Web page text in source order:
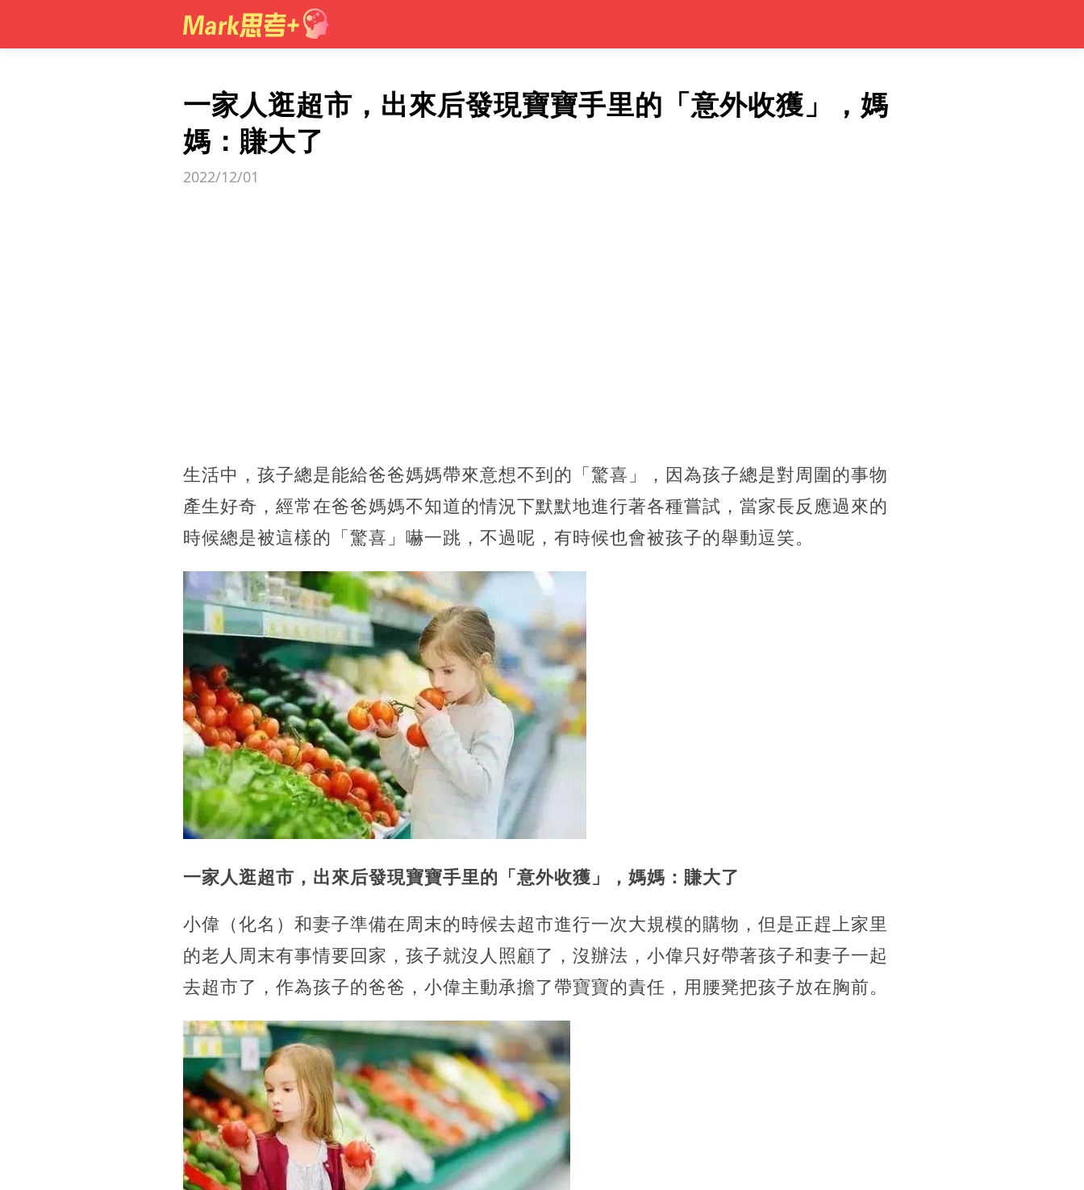
一家人逛超市，出來后發現寶寶手里的「意外收獲」，媽
媽：賺大了
2022/12/01
生活中，孩子總是能給爸爸媽媽帶來意想不到的「驚喜」，因為孩子總是對周圍的事物
產生好奇，經常在爸爸媽媽不知道的情況下默默地進行著各種嘗試，當家長反應過來的
時候總是被這樣的「驚喜」嚇一跳，不過呢，有時候也會被孩子的舉動逗笑。
一家人逛超市， 出來后發現寶寶手里的「意外收獲」，媽媽：賺大了
小偉（化名）和妻子準備在周末的時候去超市進行一次大規模的購物，但是正趕上家里
的老人周末有事情要回家，孩子就沒人照顧了， 沒辦法，小偉只好帶著孩子和妻子一起
去超市了，作為孩子的爸爸，小偉主動承擔了帶寶寶的責任，用腰凳把孩子放在胸前。